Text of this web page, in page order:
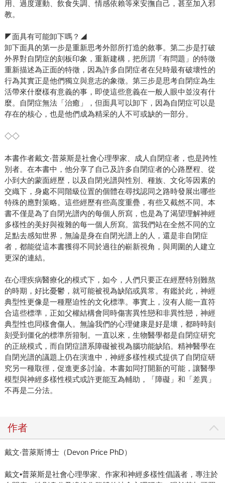
用、過度運動、飲食失調、情感依賴等來安撫自己，甚至加入邪
教。
◤面具有可能卸下嗎？◢
卸下面具的第一步是重新思考外部所打造的敘事。第二步是打破
外界對自閉症的刻板印象，重新建構，把所謂「有問題」的特徵
重新描述為正面的特徵，因為許多自閉症者在兒時最有破壞性的
行為其實正是他們獨立與意志的象徵。第三步是思考自閉症為生
活帶來什麼樣有意義的事，即使這些意義在一般人眼中並沒有什
麼。自閉症無法「治癒」，但面具可以卸下，因為自閉症可以是
存在的核心，也是他們成為精采的人不可或缺的一部分。
◇◇
本書作者戴文‧普萊斯是社會心理學家、成人自閉症者，也是跨性
別者。在本書中，他分享了自己及許多自閉症者的心路歷程、從
小到大的蒙面經歷，以及自閉光譜與性別、種族、文化等因素的
交織下，身處不同階級位置的個體在尋找認同之路時發展出哪些
特殊的應對策略。這些經歷有些高度重疊，有些又截然不同。本
書不僅是為了自閉光譜內的每個人所寫，也是為了渴望理解神經
多樣性的美好與複雜的每一個人所寫。當我們站在全然不同的立
足點去感知世界，無論是身在自閉光譜上的人，還是非自閉症
者，都能從這本書獲得不同於過往的嶄新視角，與周圍的人建立
更深的連結。
在心理疾病醫療化的模式下，如今，人們只要正在經歷特別難熬
的時期，好比憂鬱，就可能被視為缺陷或異常。有鑑於此，神經
典型性更像是一種壓迫性的文化標準。事實上，沒有人能一直符
合這些標準，正如父權結構會同時傷害異性戀和非異性戀，神經
典型性也同樣會傷人。無論我們的心理健康是好是壞，都時時刻
刻受到僵化的標準所箝制。一直以來，生物醫學都是自閉症研究
的正統模式，而自閉症譜系障礙被視為腦功能缺陷。精神醫學在
自閉光譜的議題上仍在演進中，神經多樣性模式提供了自閉症研
究另一種取徑，促進更多討論。本書如同打開新的可能，讓醫學
模型與神經多樣性模式或許更能互為輔助，「障礙」和「差異」
不再是二分法。
作者
戴文‧普萊斯博士（Devon Price PhD）
戴文•普萊斯是社會心理學家、作家和神經多樣性倡議者，專注於